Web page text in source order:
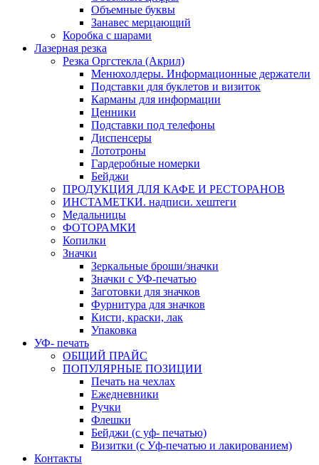
Объемные буквы
Занавес мерцающий
Коробка с шарами
Лазерная резка
Резка Оргстекла (Акрил)
Менюхолдеры. Информационные держатели
Подставки для буклетов и визиток
Карманы для информации
Ценники
Подставки под телефоны
Диспенсеры
Лототроны
Гардеробные номерки
Бейджи
ПРОДУКЦИЯ ДЛЯ КАФЕ И РЕСТОРАНОВ
ИНСТАМЕТКИ. надписи. хештеги
Медальницы
ФОТОРАМКИ
Копилки
Значки
Зеркальные броши/значки
Значки с УФ-печатью
Заготовки для значков
Фурнитура для значков
Кисти, краски, лак
Упаковка
УФ- печать
ОБЩИЙ ПРАЙС
ПОПУЛЯРНЫЕ ПОЗИЦИИ
Печать на чехлах
Ежедневники
Ручки
Флешки
Бейджи (с уф- печатью)
Визитки (с Уф-печатью и лакированием)
Контакты